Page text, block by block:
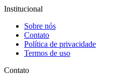
Institucional
Sobre nós
Contato
Política de privacidade
Termos de uso
Contato